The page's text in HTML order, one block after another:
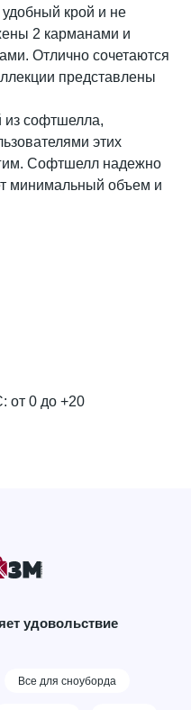
крой и не
2 карманами и
Отлично сочетаются
представлены
из софтшелла,
этих
Софтшелл надежно
минимальный объем и
от 0 до +20
удовольствие
Все для сноуборда